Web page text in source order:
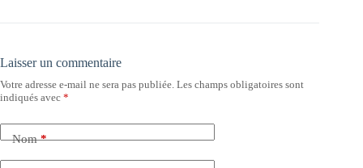
Laisser un commentaire
Votre adresse e-mail ne sera pas publiée. Les champs obligatoires sont
indiqués avec *
Nom*